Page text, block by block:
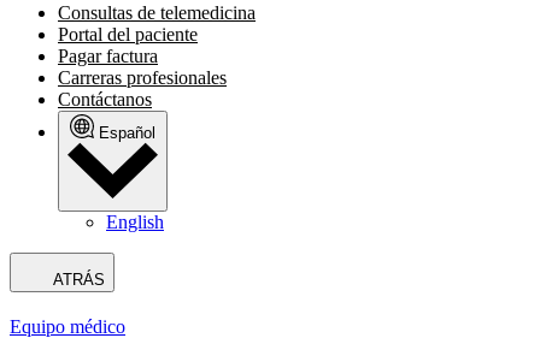
Consultas de telemedicina
Portal del paciente
Pagar factura
Carreras profesionales
Contáctanos
Español
English
ATRÁS
Equipo médico